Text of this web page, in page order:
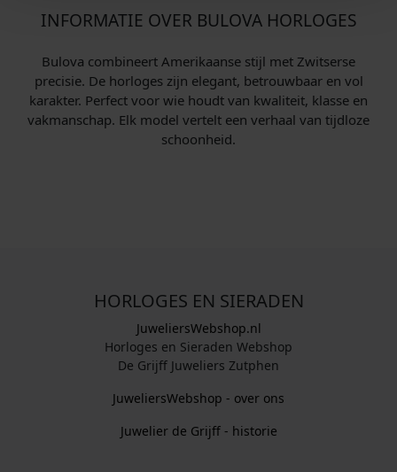
INFORMATIE OVER BULOVA HORLOGES
Bulova combineert Amerikaanse stijl met Zwitserse
precisie. De horloges zijn elegant, betrouwbaar en vol
karakter. Perfect voor wie houdt van kwaliteit, klasse en
vakmanschap. Elk model vertelt een verhaal van tijdloze
schoonheid.
HORLOGES EN SIERADEN
JuweliersWebshop.nl
Horloges en Sieraden Webshop
De Grijff Juweliers Zutphen
JuweliersWebshop - over ons
Juwelier de Grijff - historie